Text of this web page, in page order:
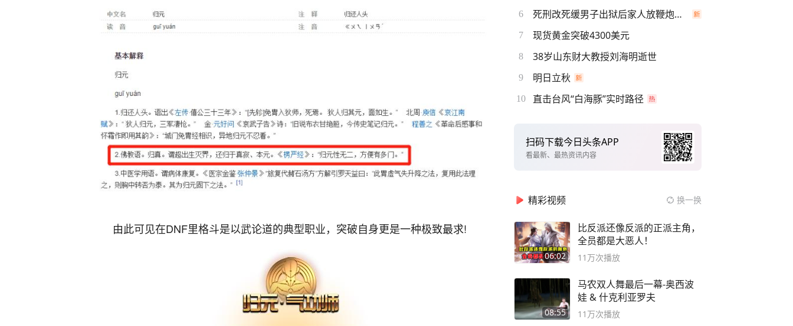
由此可见在DNF里格斗是以武论道的典型职业，突破自身更是一种极致最求!
6 死刑改死缓男子出狱后家人放鞭炮庆祝
7 现货黄金突破4300美元
8 38岁山东财大教授刘海明逝世
9 明日立秋
10 直击台风“白海豚”实时路径
扫码下载今日头条APP
看最新、最热资讯内容
精彩视频 换一换
06:02
比反派还像反派的正派主角，
全员都是大恶人！
11万次播放
08:55
马农双人舞最后一幕-奥西波
娃 & 什克利亚罗夫
11万次播放